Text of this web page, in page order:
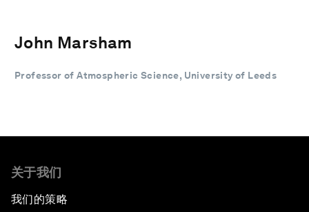
John Marsham
Professor of Atmospheric Science, University of Leeds
关于我们
我们的策略